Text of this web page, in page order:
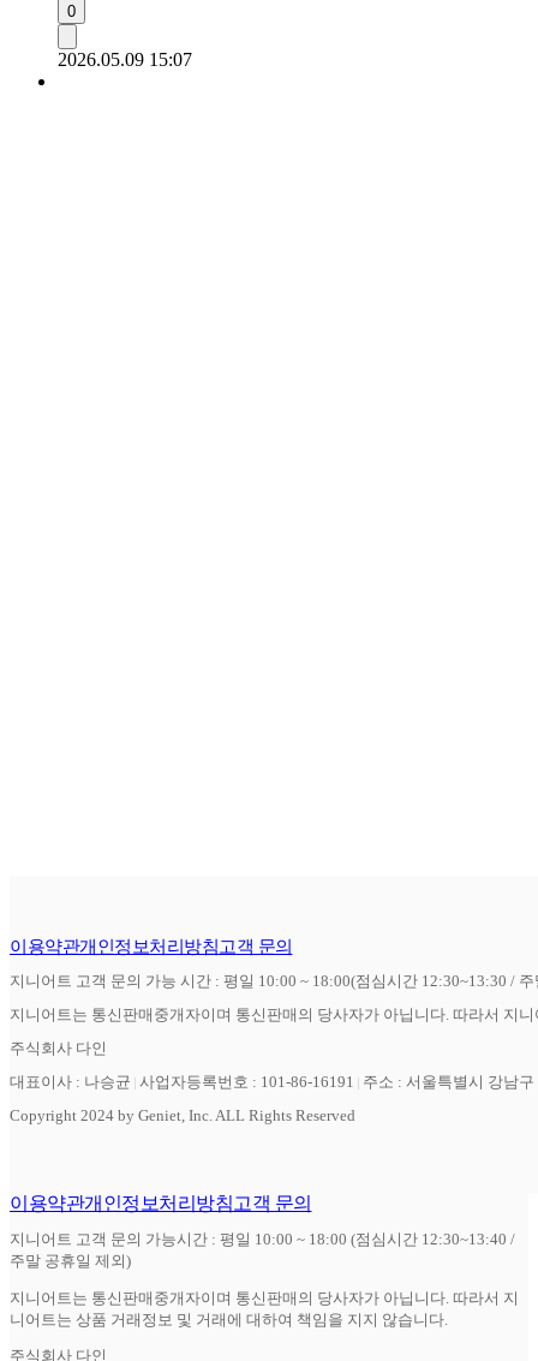
0
2026.05.09 15:07
이용약관개인정보처리방침고객 문의
지니어트 고객 문의 가능 시간 : 평일 10:00 ~ 18:00(점심시간 12:30~13:30 /
지니어트는 통신판매중개자이며 통신판매의 당사자가 아닙니다. 따라서 지
주식회사 다인
대표이사 : 나승균 사업자등록번호 : 101-86-16191
주소 : 서울특별시 강남
Copyright 2024 by Geniet, Inc. ALL Rights Reserved
이용약관개인정보처리방침고객 문의
지니어트 고객 문의 가능시간 : 평일 10:00 ~ 18:00 (점심시간 12:30~13:40 /
주말 공휴일 제외)
지니어트는 통신판매중개자이며 통신판매의 당사자가 아닙니다. 따라서 지
니어트는 상품 거래정보 및 거래에 대하여 책임을 지지 않습니다.
주식회사 다인